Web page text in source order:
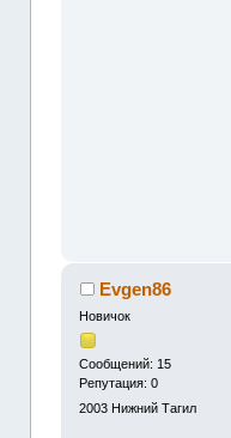
Evgen86
Новичок
Сообщений: 15
Репутация: 0
2003 Нижний Тагил